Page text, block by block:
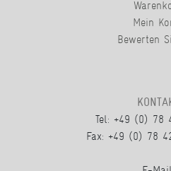
Mein
Bewerten
Tel: +49 (0) 78
Fax: +49 (0) 78